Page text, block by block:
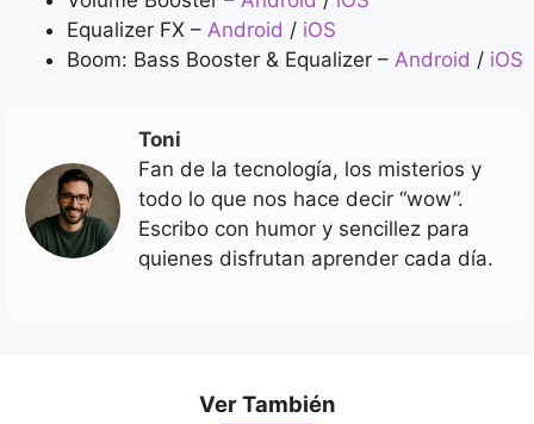
Equalizer FX – Android / iOS
Boom: Bass Booster & Equalizer – Android / iOS
Toni
Fan de la tecnología, los misterios y
todo lo que nos hace decir “wow”.
Escribo con humor y sencillez para
quienes disfrutan aprender cada día.
Ver También